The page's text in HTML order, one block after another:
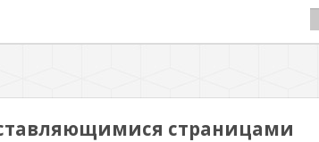
страницами